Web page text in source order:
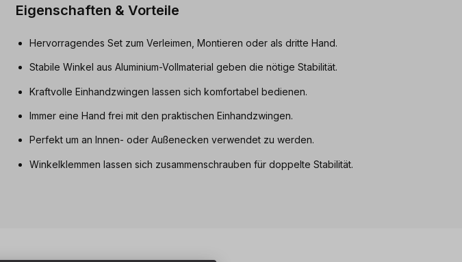
Eigenschaften & Vorteile
Hervorragendes Set zum Verleimen, Montieren oder als dritte Hand.
Stabile Winkel aus Aluminium-Vollmaterial geben die nötige Stabilität.
Kraftvolle Einhandzwingen lassen sich komfortabel bedienen.
Immer eine Hand frei mit den praktischen Einhandzwingen.
Perfekt um an Innen- oder Außenecken verwendet zu werden.
Winkelklemmen lassen sich zusammenschrauben für doppelte Stabilität.